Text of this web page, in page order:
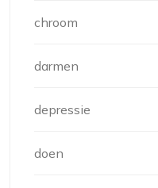
chroom
darmen
depressie
doen